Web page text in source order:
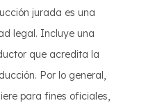
jurada es una
legal. Incluye una
que acredita la
Por lo general,
para fines oficiales,